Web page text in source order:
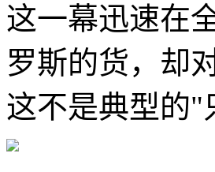
这一幕迅速在
罗斯的货，却
这不是典型的"